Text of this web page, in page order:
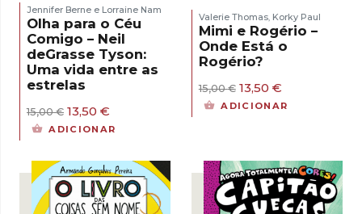
Jennifer Berne e Lorraine Nam
Olha para o Céu
Comigo – Neil
deGrasse Tyson:
Uma vida entre as
estrelas
15,00€ O
preço
original
15,00 €.
13,50 €
preço
atual
13,50 €.
ADICIONAR
Valerie Thomas, Korky Paul
Mimi e Rogério –
Onde Está o
Rogério?
15,00€ O
preço
original
13,50 €O
preço
atual
ADICIONAR